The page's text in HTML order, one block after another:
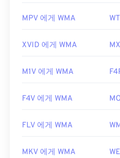
https://
codecs
MPV 에게 WMA
XVID 에게 WMA
M1V 에게 WMA
F4V 에게 WMA
FLV 에게 WMA
MKV 에게 WMA